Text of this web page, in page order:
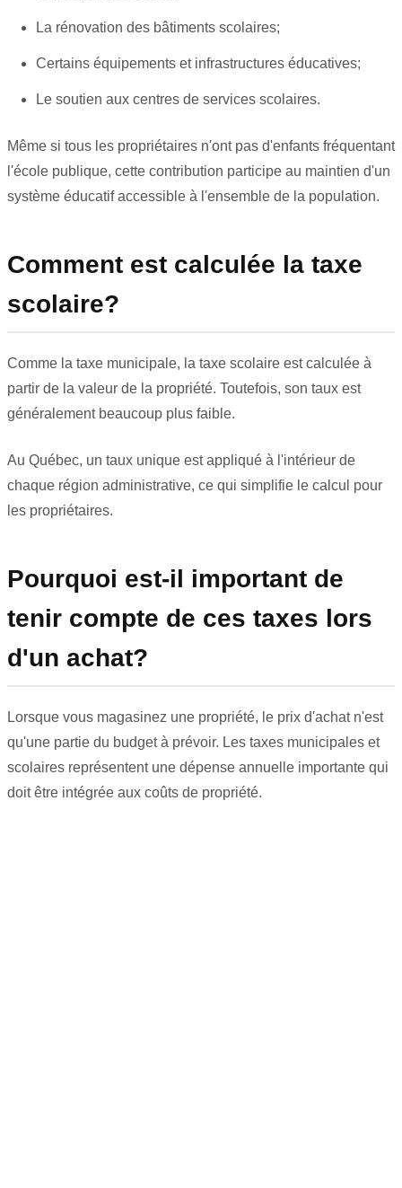
La rénovation des bâtiments scolaires;
Certains équipements et infrastructures éducatives;
Le soutien aux centres de services scolaires.
Même si tous les propriétaires n'ont pas d'enfants fréquentant
l'école publique, cette contribution participe au maintien d'un
système éducatif accessible à l'ensemble de la population.
Comment est calculée la taxe
scolaire?
Comme la taxe municipale, la taxe scolaire est calculée à
partir de la valeur de la propriété. Toutefois, son taux est
généralement beaucoup plus faible.
Au Québec, un taux unique est appliqué à l'intérieur de
chaque région administrative, ce qui simplifie le calcul pour
les propriétaires.
Pourquoi est-il important de
tenir compte de ces taxes lors
d'un achat?
Lorsque vous magasinez une propriété, le prix d'achat n'est
qu'une partie du budget à prévoir. Les taxes municipales et
scolaires représentent une dépense annuelle importante qui
doit être intégrée aux coûts de propriété.